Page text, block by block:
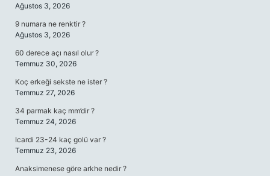
Ağustos 3, 2026
9 numara ne renktir ?
Ağustos 3, 2026
60 derece açı nasıl olur ?
Temmuz 30, 2026
Koç erkeği sekste ne ister ?
Temmuz 27, 2026
34 parmak kaç mm’dir ?
Temmuz 24, 2026
Icardi 23-24 kaç golü var ?
Temmuz 23, 2026
Anaksimenese göre arkhe nedir ?